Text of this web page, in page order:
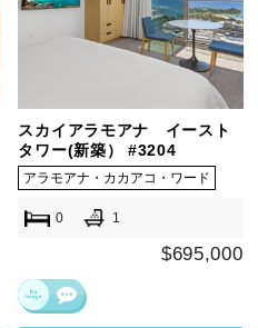
スカイアラモアナ イースト
タワー(新築） #3204
アラモアナ・カカアコ・ワード
0 1
$695,000